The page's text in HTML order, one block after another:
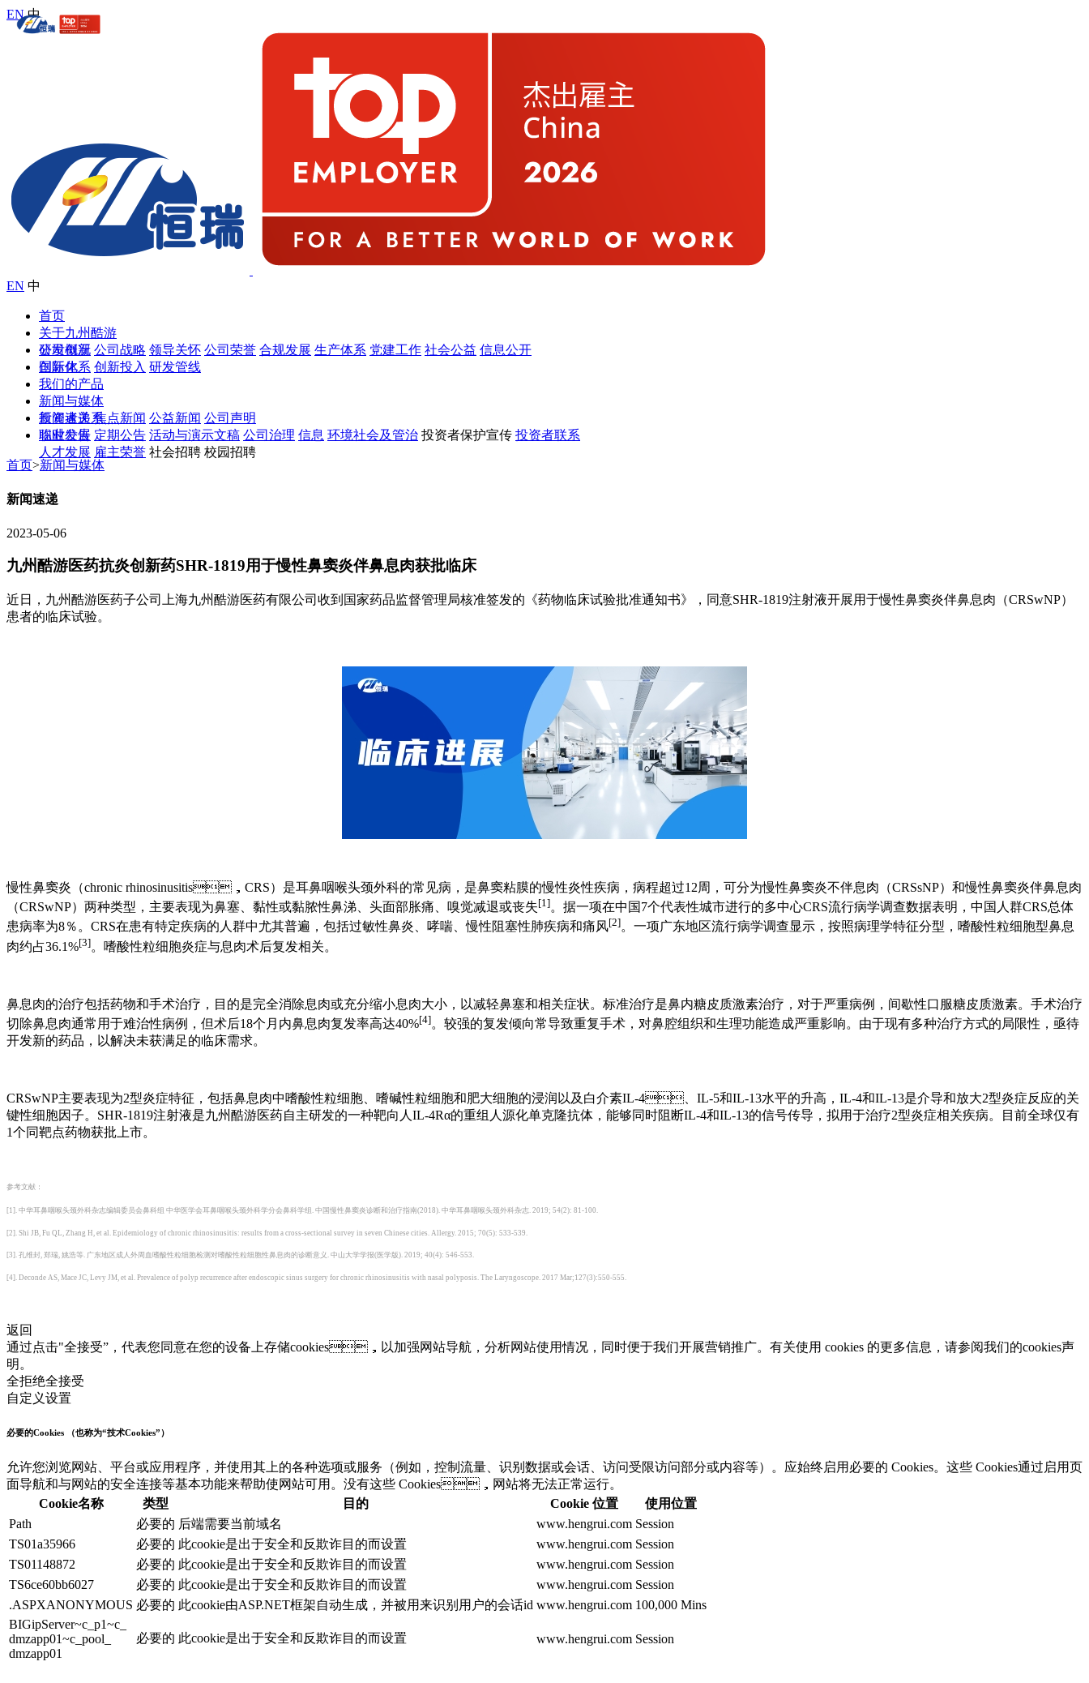
EN 中
EN 中
首页
关于九州酷游
公司概况 公司战略 领导关怀 公司荣誉 合规发展 生产体系 党建工作 社会公益 信息公开
研发创新
创新体系 创新投入 研发管线
国际化
我们的产品
新闻与媒体
新闻速递 焦点新闻 公益新闻 公司声明
投资者关系
临时公告 定期公告 活动与演示文稿 公司治理 信息 环境社会及管治 投资者保护宣传 投资者联系
职业发展
人才发展 雇主荣誉 社会招聘 校园招聘
首页>新闻与媒体
新闻速递
2023-05-06
九州酷游医药抗炎创新药SHR-1819用于慢性鼻窦炎伴鼻息肉获批临床
近日，九州酷游医药子公司上海九州酷游医药有限公司收到国家药品监督管理局核准签发的《药物临床试验批准通知书》，同意SHR-1819注射液开展用于慢性鼻窦炎伴鼻息肉（CRSwNP）
患者的临床试验。
慢性鼻窦炎（chronic rhinosinusitis，CRS）是耳鼻咽喉头颈外科的常见病，是鼻窦粘膜的慢性炎性疾病，病程超过12周，可分为慢性鼻窦炎不伴息肉（CRSsNP）和慢性鼻窦炎伴鼻息肉
（CRSwNP）两种类型，主要表现为鼻塞、黏性或黏脓性鼻涕、头面部胀痛、嗅觉减退或丧失[1]。据一项在中国7个代表性城市进行的多中心CRS流行病学调查数据表明，中国人群CRS总体
患病率为8％。CRS在患有特定疾病的人群中尤其普遍，包括过敏性鼻炎、哮喘、慢性阻塞性肺疾病和痛风[2]。一项广东地区流行病学调查显示，按照病理学特征分型，嗜酸性粒细胞型鼻息
肉约占36.1%[3]。嗜酸性粒细胞炎症与息肉术后复发相关。
鼻息肉的治疗包括药物和手术治疗，目的是完全消除息肉或充分缩小息肉大小，以减轻鼻塞和相关症状。标准治疗是鼻内糖皮质激素治疗，对于严重病例，间歇性口服糖皮质激素。手术治疗
切除鼻息肉通常用于难治性病例，但术后18个月内鼻息肉复发率高达40%[4]。较强的复发倾向常导致重复手术，对鼻腔组织和生理功能造成严重影响。由于现有多种治疗方式的局限性，亟待
开发新的药品，以解决未获满足的临床需求。
CRSwNP主要表现为2型炎症特征，包括鼻息肉中嗜酸性粒细胞、嗜碱性粒细胞和肥大细胞的浸润以及白介素IL-4、IL-5和IL-13水平的升高，IL-4和IL-13是介导和放大2型炎症反应的关
键性细胞因子。SHR-1819注射液是九州酷游医药自主研发的一种靶向人IL-4Rα的重组人源化单克隆抗体，能够同时阻断IL-4和IL-13的信号传导，拟用于治疗2型炎症相关疾病。目前全球仅有
1个同靶点药物获批上市。
参考文献：
[1]. 中华耳鼻咽喉头颈外科杂志编辑委员会鼻科组 中华医学会耳鼻咽喉头颈外科学分会鼻科学组. 中国慢性鼻窦炎诊断和治疗指南(2018). 中华耳鼻咽喉头颈外科杂志. 2019; 54(2): 81-100.
[2]. Shi JB, Fu QL, Zhang H, et al. Epidemiology of chronic rhinosinusitis: results from a cross-sectional survey in seven Chinese cities. Allergy. 2015; 70(5): 533-539.
[3]. 孔维封, 郑瑞, 姚浩等. 广东地区成人外周血嗜酸性粒细胞检测对嗜酸性粒细胞性鼻息肉的诊断意义. 中山大学学报(医学版). 2019; 40(4): 546-553.
[4]. Deconde AS, Mace JC, Levy JM, et al. Prevalence of polyp recurrence after endoscopic sinus surgery for chronic rhinosinusitis with nasal polyposis. The Laryngoscope. 2017 Mar;127(3):550-555.
返回
通过点击"全接受”，代表您同意在您的设备上存储cookies，以加强网站导航，分析网站使用情况，同时便于我们开展营销推广。有关使用 cookies 的更多信息，请参阅我们的cookies声
明。
全拒绝全接受
自定义设置
必要的Cookies （也称为“技术Cookies”）
允许您浏览网站、平台或应用程序，并使用其上的各种选项或服务（例如，控制流量、识别数据或会话、访问受限访问部分或内容等）。应始终启用必要的 Cookies。这些 Cookies通过启用页
面导航和与网站的安全连接等基本功能来帮助使网站可用。没有这些 Cookies，网站将无法正常运行。
Cookie名称
类型 目的 Cookie 位置
使用位置
Path
必要的 后端需要当前域名 www.hengrui.com Session
TS01a35966
必要的 此cookie是出于安全和反欺诈目的而设置 www.hengrui.com Session
TS01148872
必要的 此cookie是出于安全和反欺诈目的而设置 www.hengrui.com Session
TS6ce60bb6027
必要的 此cookie是出于安全和反欺诈目的而设置 www.hengrui.com Session
.ASPXANONYMOUS 必要的 此cookie由ASP.NET框架自动生成，并被用来识别用户的会话id www.hengrui.com 100,000 Mins
BIGipServer~c_p1~c_
dmzapp01~c_pool_
dmzapp01
必要的 此cookie是出于安全和反欺诈目的而设置 www.hengrui.com Session